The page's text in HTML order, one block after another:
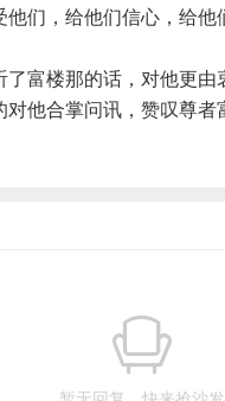
们，给他们信心，给他
楼那的话，对他更由
对他合掌问讯，赞叹尊者